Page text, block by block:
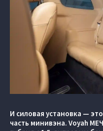
И силовая установка —
часть минивэна. Voyah